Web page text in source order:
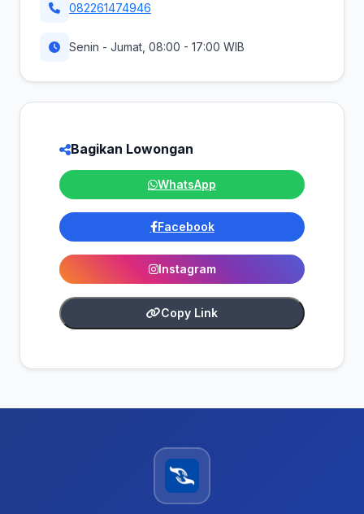
082261474946
Senin - Jumat, 08:00 - 17:00 WIB
Bagikan Lowongan
WhatsApp
Facebook
Instagram
Copy Link